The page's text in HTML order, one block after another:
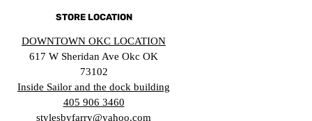
STORE LOCATION
DOWNTOWN OKC LOCATION
617 W Sheridan Ave Okc OK
73102
Inside Sailor and the dock building
405 906 3460
stylesbyfarry@yahoo.com